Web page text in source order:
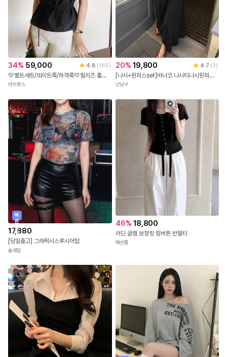
34% 59,000 4.8 (165)
💛벨트세트/데이트룩/하객룩💛릴리즈 홀터넥 반하이넥 벨트 민소매 나시 하객블라우스 bs
아뜨랑스
20% 19,800 4.7 (3)
[나시+원피스set]바너코 나시티나시원피스세트
난닝구
빠
른
출
발
17,880
[당일출고] 그래픽시스루시어탑
솔레일
46% 18,800
러딘 글램 보정핏 링버튼 반팔티
패션풀